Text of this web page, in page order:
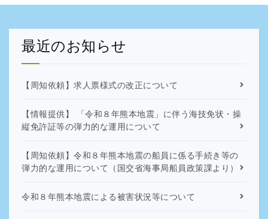
最近のお知らせ
【周知依頼】求人票様式の改正について
【情報提供】 「令和８年熊本地震」に伴う海技免状・操
縦免許証等の弾力的な運用について
【周知依頼】令和８年熊本地震の船員に係る手続き等の
弾力的な運用について（国交省海事局船員政策課より）
令和８年熊本地震による被害状況等について